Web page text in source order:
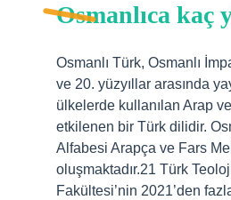
Osmanlıca kaç
Osmanlı Türk, Osmanlı
ve 20. yüzyıllar arasında
ülkelerde kullanılan Arap
etkilenen bir Türk dilidir.
Alfabesi Arapça ve Fars
oluşmaktadır.21 Türk
Fakültesi’nin 2021’den